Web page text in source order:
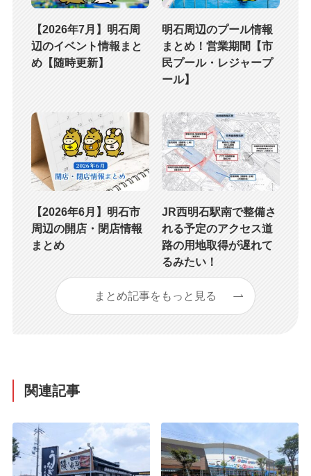
【2026年7月】明石周
辺のイベント情報まと
め【随時更新】
明石周辺のプール情報
まとめ！営業期間【市
民プール・レジャープ
ール】
【2026年6月】明石市
周辺の開店・閉店情報
まとめ
JR西明石駅南で整備さ
れる予定のアクセス道
路の用地取得が遅れて
るみたい！
まとめ記事をもっと見る
関連記事